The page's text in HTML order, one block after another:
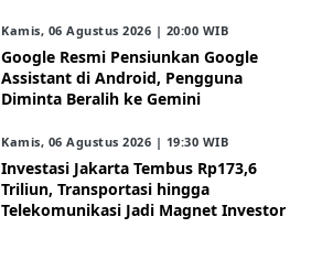
Kamis, 06 Agustus 2026 | 20:00 WIB
Google Resmi Pensiunkan Google
Assistant di Android, Pengguna
Diminta Beralih ke Gemini
Kamis, 06 Agustus 2026 | 19:30 WIB
Investasi Jakarta Tembus Rp173,6
Triliun, Transportasi hingga
Telekomunikasi Jadi Magnet Investor